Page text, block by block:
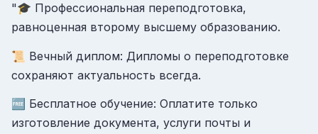
"🎓 Профессиональная переподготовка,
равноценная второму высшему образованию.
📜 Вечный диплом: Дипломы о переподготовке
сохраняют актуальность всегда.
🆓 Бесплатное обучение: Оплатите только
изготовление документа, услуги почты и